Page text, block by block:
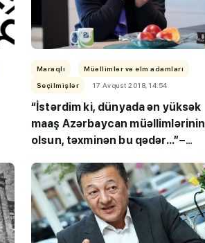
Maraqlı
Müəllimlər və elm adamları
Seçilmişlər
17 Avqust 2018, 14:54
“İstərdim ki, dünyada ən yüksək
maaş Azərbaycan müəllimlərinin
olsun, təxminən bu qədər...”–
RESEPTİ